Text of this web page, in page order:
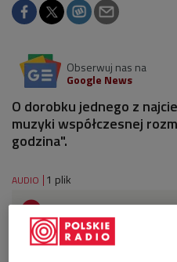
Obserwuj nas na
Google News
O dorobku jednego z
muzyki współczesnej
godzina".
AUDIO 1 plik

Wspomnienie o